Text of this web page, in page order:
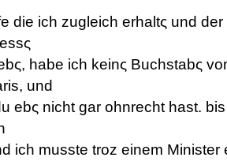
die ich zugleich erhaltς und
habe ich keinς Buchstabς
und
ebς nicht gar ohnrecht hast.
ich musste troz einem Minister